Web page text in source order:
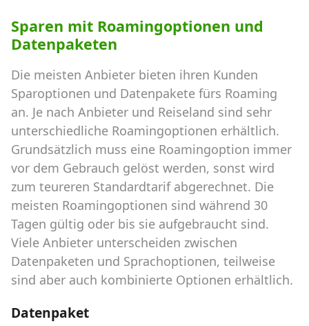
Sparen mit Roamingoptionen und
Datenpaketen
Die meisten Anbieter bieten ihren Kunden
Sparoptionen und Datenpakete fürs Roaming
an. Je nach Anbieter und Reiseland sind sehr
unterschiedliche Roamingoptionen erhältlich.
Grundsätzlich muss eine Roamingoption immer
vor dem Gebrauch gelöst werden, sonst wird
zum teureren Standardtarif abgerechnet. Die
meisten Roamingoptionen sind während 30
Tagen gültig oder bis sie aufgebraucht sind.
Viele Anbieter unterscheiden zwischen
Datenpaketen und Sprachoptionen, teilweise
sind aber auch kombinierte Optionen erhältlich.
Datenpaket